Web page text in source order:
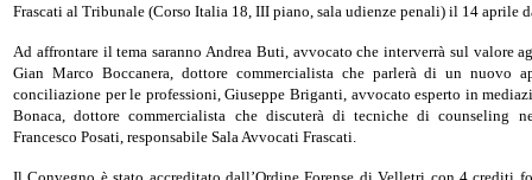
Frascati al Tribunale (Corso Italia 18, III piano, sala udienze penali) il 14 aprile
Ad affrontare il tema saranno Andrea Buti, avvocato che interverrà sul valore
Gian Marco Boccanera, dottore commercialista che parlerà di un nuovo
conciliazione per le professioni, Giuseppe Briganti, avvocato esperto in
Bonaca, dottore commercialista che discuterà di tecniche di counseling
Francesco Posati, responsabile Sala Avvocati Frascati.